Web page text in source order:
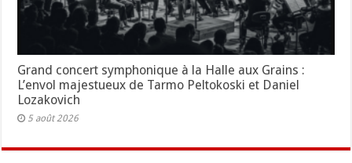
Grand concert symphonique à la Halle aux Grains :
L’envol majestueux de Tarmo Peltokoski et Daniel
Lozakovich
5 août 2026